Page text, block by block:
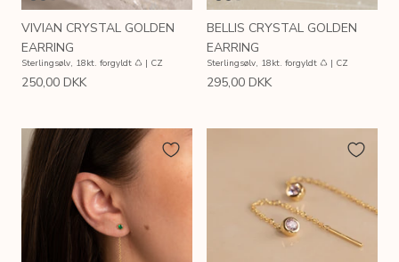
VIVIAN CRYSTAL GOLDEN
EARRING
Sterlingsølv, 18kt. forgyldt ♺ | CZ
250,00 DKK
BELLIS CRYSTAL GOLDEN
EARRING
Sterlingsølv, 18kt. forgyldt ♺ | CZ
295,00 DKK